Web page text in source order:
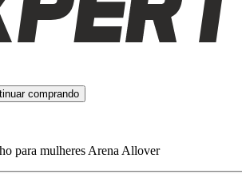
comprando
para mulheres Arena Allover